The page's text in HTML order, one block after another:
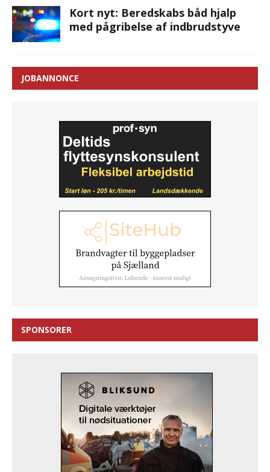
Kort nyt: Beredskabs båd hjalp
med pågribelse af indbrudstyve
JOBANNONCE
SPONSORER